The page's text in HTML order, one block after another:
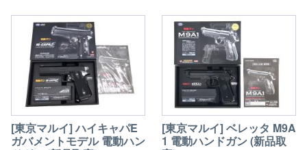
[東京マルイ] ハイキャパE
ガバメントモデル 電動ハン
[東京マルイ] ベレッタ M9A
1 電動ハンドガン (新品取